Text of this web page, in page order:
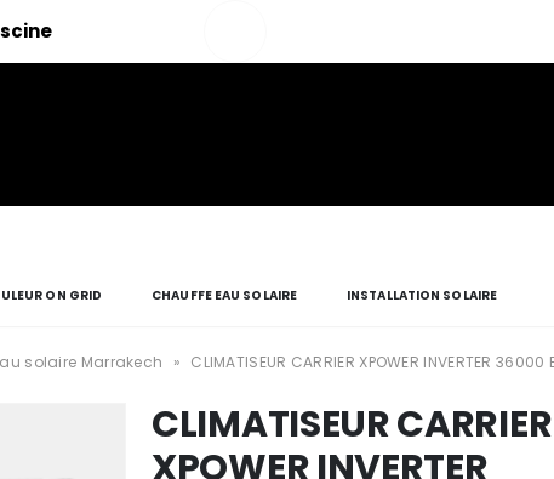
ON GRID CHAUFFE EAU SOLAIRE INSTALLATION SOLAIRE
solaire Marrakech » CLIMATISEUR CARRIER XPOWER INVERTER 36000
CLIMATISEUR CARRIER
XPOWER INVERTER